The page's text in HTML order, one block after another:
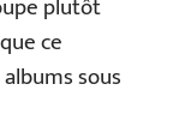
plutôt
ce
sous